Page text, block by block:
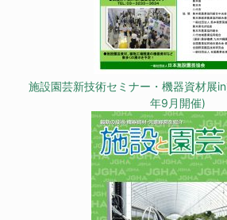
施設園芸新技術セミナー・機器資材展
年9月開催)